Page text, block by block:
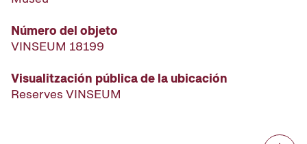
Número del objeto
VINSEUM 18199
Visualitzación pública de la ubicación
Reserves VINSEUM